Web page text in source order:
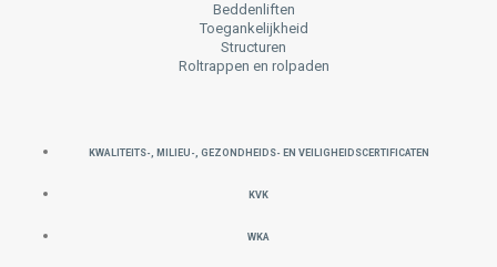
Beddenliften
Toegankelijkheid
Structuren
Roltrappen en rolpaden
KWALITEITS-, MILIEU-, GEZONDHEIDS- EN VEILIGHEIDSCERTIFICATEN
KVK
WKA